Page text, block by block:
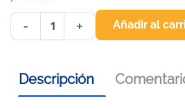
- + Añadir al
Descripción